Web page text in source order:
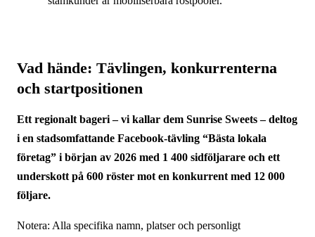
Vad hände: Tävlingen, konkurrenterna
och startpositionen
Ett regionalt bageri – vi kallar dem Sunrise Sweets – deltog
i en stadsomfattande Facebook-tävling “Bästa lokala
företag” i början av 2026 med 1 400 sidföljarare och ett
underskott på 600 röster mot en konkurrent med 12 000
följare.
Notera: Alla specifika namn, platser och personligt